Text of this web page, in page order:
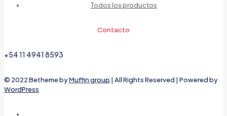
Todos los productos
Contacto
+54 11 4941 8593
© 2022 Betheme byMuffin group | All Rights Reserved | Powered by
WordPress